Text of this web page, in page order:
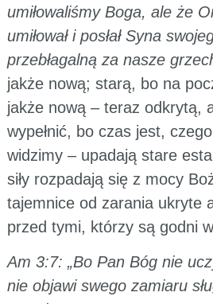
umiłowaliśmy Boga, ale że
umiłował i posłał Syna
przebłagalną za nasze
jakże nową; starą, bo na
jakże nową – teraz odkrytą,
wypełnić, bo czas jest,
widzimy – upadają stare
siły rozpadają się z mocy
tajemnice od zarania ukryte
przed tymi, którzy są godni
Am 3:7: „Bo Pan Bóg nie
nie objawi swego zamiaru